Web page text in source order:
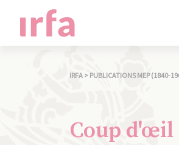
IRFA > PUBLICATIONS MEP (1840-
Coup d'œil